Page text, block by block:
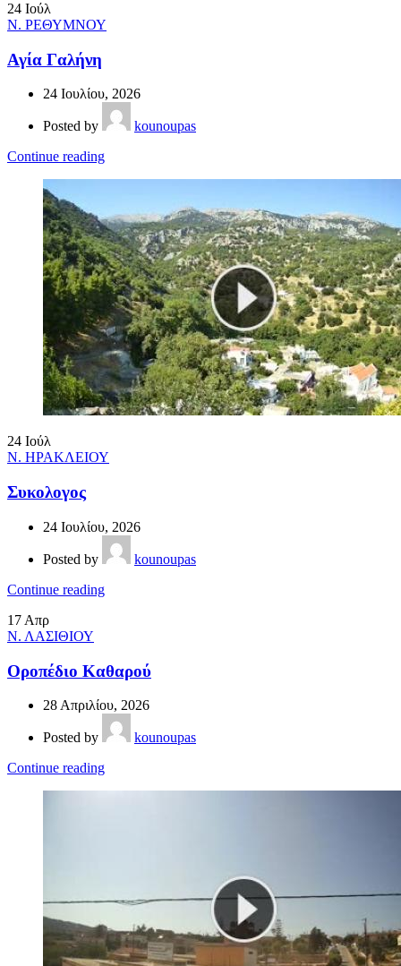
24 Ιούλ
Ν. ΡΕΘΥΜΝΟΥ
Αγία Γαλήνη
24 Ιουλίου, 2026
Posted by
kounoupas
Continue reading
24 Ιούλ
Ν. ΗΡΑΚΛΕΙΟΥ
Συκολογος
24 Ιουλίου, 2026
Posted by
kounoupas
Continue reading
17 Απρ
Ν. ΛΑΣΙΘΙΟΥ
Οροπέδιο Καθαρού
28 Απριλίου, 2026
Posted by
kounoupas
Continue reading